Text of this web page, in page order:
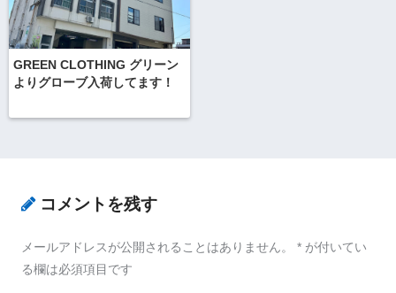
GREEN CLOTHING グリーン
よりグローブ入荷してます！
コメントを残す
メールアドレスが公開されることはありません。 * が付いてい
る欄は必須項目です